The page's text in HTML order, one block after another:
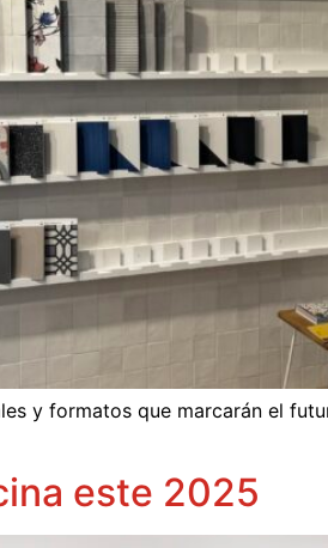
y formatos que marcarán el
este 2025